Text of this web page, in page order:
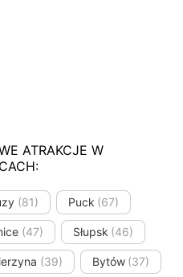
ATRAKCJE W
(81) Puck (67)
(47) Słupsk (46)
(39) Bytów (37)